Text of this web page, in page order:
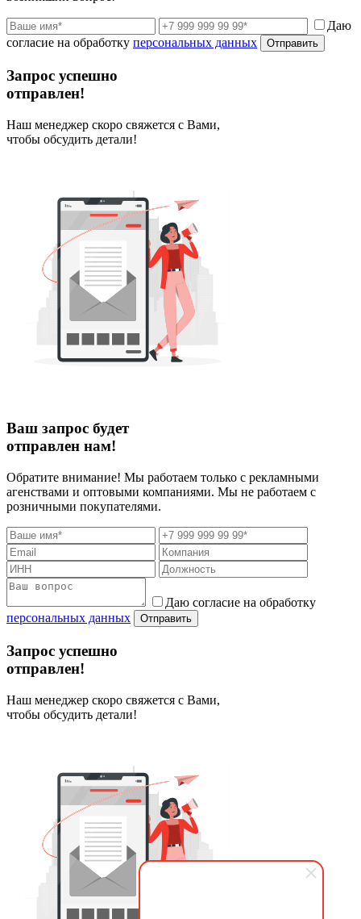
Даю
согласие на обработку персональных данных Отправить
Запрос успешно
отправлен!
Наш менеджер скоро свяжется с Вами,
чтобы обсудить детали!
Ваш запрос будет
отправлен нам!
Обратите внимание! Мы работаем только с рекламными
агенствами и оптовыми компаниями. Мы не работаем с
розничными покупателями.
Даю согласие на обработку
персональных данных
Отправить
Запрос успешно
отправлен!
Наш менеджер скоро свяжется с Вами,
чтобы обсудить детали!